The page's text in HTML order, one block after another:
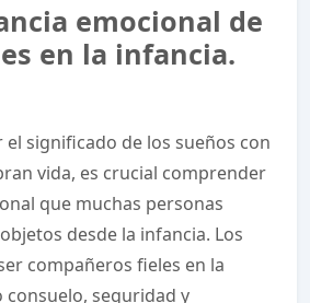
emocional de
en la infancia.
significado de los sueños con
vida, es crucial comprender
que muchas personas
desde la infancia. Los
compañeros fieles en la
consuelo, seguridad y